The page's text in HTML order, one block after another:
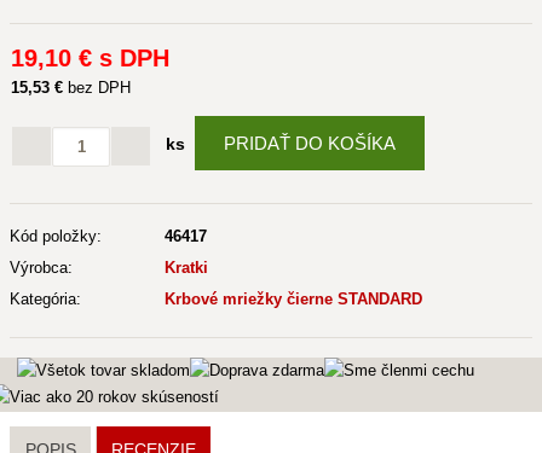
19,10 € s DPH
15,53 € bez DPH
ks PRIDAŤ DO KOŠÍKA
Kód položky:
46417
Výrobca:
Kratki
Kategória:
Krbové mriežky čierne STANDARD